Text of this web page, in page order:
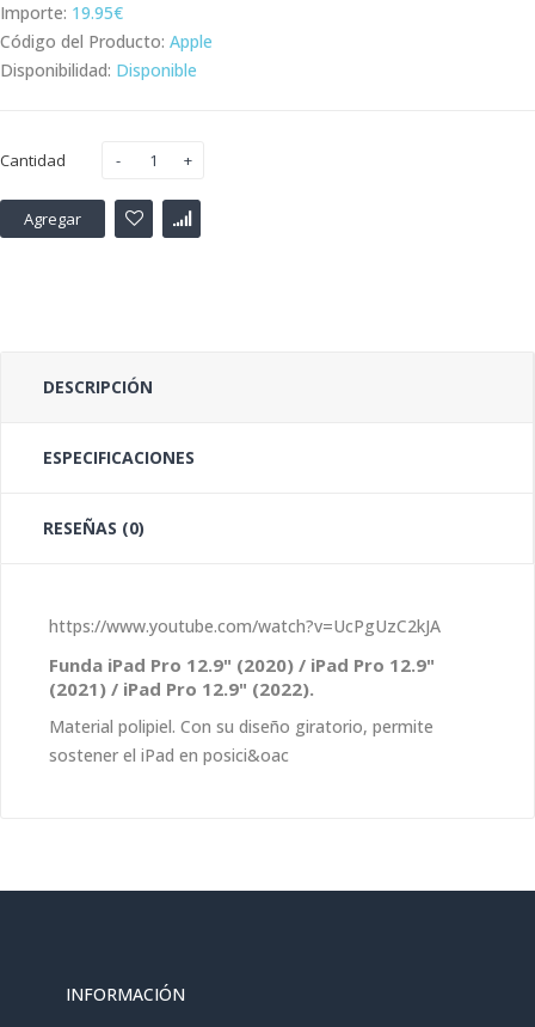
Importe: 19.95€
Código del Producto: Apple
Disponibilidad: Disponible
Cantidad
Agregar
DESCRIPCIÓN
ESPECIFICACIONES
RESEÑAS (0)
https://www.youtube.com/watch?v=UcPgUzC2kJA
Funda iPad Pro 12.9" (2020) / iPad Pro 12.9"
(2021) / iPad Pro 12.9" (2022).
Material polipiel. Con su diseño giratorio, permite
sostener el iPad en posici&oac
INFORMACIÓN